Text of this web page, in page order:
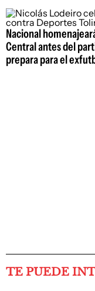
Nacional
Central antes del
prepara para el
TE PUEDE